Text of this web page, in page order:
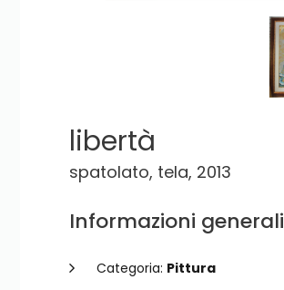
libertà
spatolato, tela, 2013
Informazioni generali
Categoria: Pittura